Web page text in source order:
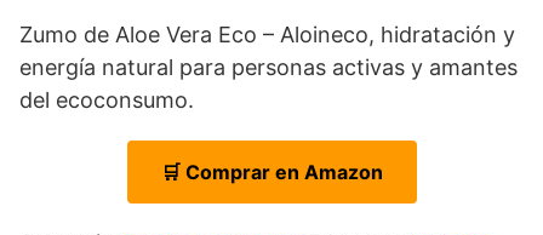
Zumo de Aloe Vera Eco – Aloineco, hidratación y
energía natural para personas activas y amantes
del ecoconsumo.
🛒 Comprar en Amazon